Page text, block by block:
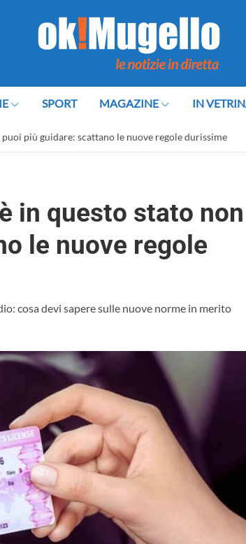
SPORT MAGAZINE IN
più guidare: scattano le nuove regole durissime
in questo stato non
le nuove regole
cosa devi sapere sulle nuove norme in merito